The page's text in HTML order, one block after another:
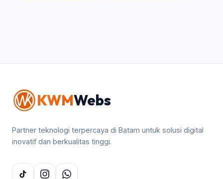
KWMWebs
Partner teknologi terpercaya di Batam untuk solusi digital
inovatif dan berkualitas tinggi.